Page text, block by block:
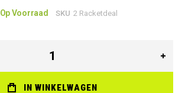
Op Voorraad SKU 2 Racketdeal
IN WINKELWAGEN